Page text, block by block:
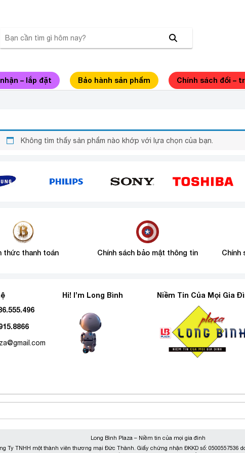
– lắp đặt Bảo hành sản phẩm Chính sách đổi –
Không tìm thấy sản phẩm nào khớp với lựa chọn của bạn.
thức thanh toán Chính sách bảo mật thông tin Chính
Hi! I’m Long Bình Niềm Tin Của Mọi Gia
Long Bình Plaza – Niềm tin của mọi gia đình
Ty TNHH một thành viên thương mại Đức Thành. Giấy chứng nhận ĐKKD số: 0500557536